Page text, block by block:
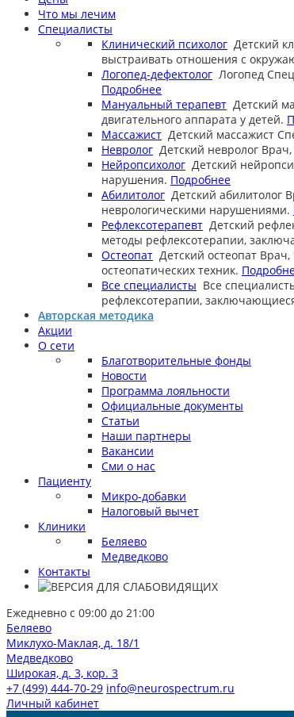
Что мы лечим
Специалисты
Клинический психолог Детский
выстраивать отношения с
Логопед-дефектолог Логопед
Подробнее
Мануальный терапевт Детский
двигательного аппарата у детей.
Массажист Детский массажист
Невролог Детский невролог
Нейропсихолог Детский
нарушения. Подробнее
Абилитолог Детский абилитолог
неврологическими нарушениями.
Рефлексотерапевт Детский
методы рефлексотерапии,
Остеопат Детский остеопат
остеопатических техник.
Все специалисты Все
рефлексотерапии,
Авторская методика
Акции
О сети
Благотворительные фонды
Новости
Программа лояльности
Официальные документы
Статьи
Наши партнеры
Вакансии
Сми о нас
Пациенту
Микро-добавки
Налоговый вычет
Клиники
Беляево
Медведково
Контакты
Ежедневно с 09:00 до 21:00
Беляево
Миклухо-Маклая, д. 18/1
Медведково
Широкая, д. 3, кор. 3
+7 (499) 444-70-29 info@neurospectrum.ru
Личный кабинет